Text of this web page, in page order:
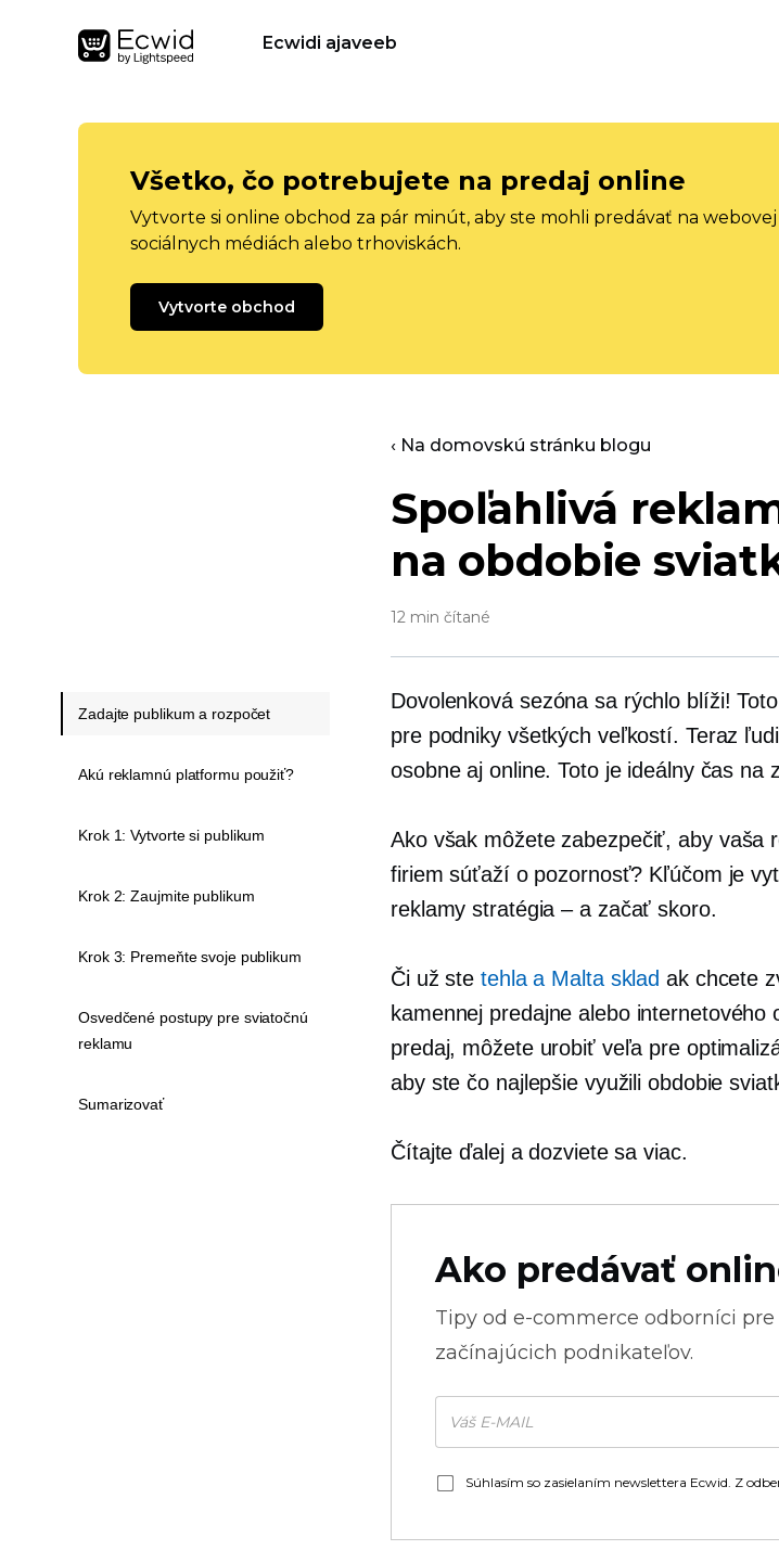
Ecwidi ajaveeb
Všetko, čo potrebujete na predaj online
Vytvorte si online obchod za pár minút, aby ste mohli predávať na
sociálnych médiách alebo trhoviskách.
Vytvorte obchod
‹ Na domovskú stránku blogu
Spoľahlivá
na obdobie
12 min čítané
Dovolenková sezóna sa rýchlo blíži!
pre podniky všetkých veľkostí. Teraz
osobne aj online. Toto je ideálny čas na
Ako však môžete zabezpečiť, aby vaša
firiem súťaží o pozornosť? Kľúčom je
reklamystratégia – azačať skoro.
Či už stetehla a Maltasklad ak chcete
kamennej predajne alebo
predaj, môžete urobiť veľa pre
aby ste čo najlepšie využili obdobie
Čítajte ďalej a dozviete sa viac.
Ako predávať
Tipy od e-commerce odborníci
začínajúcich podnikateľov.
Súhlasím so zasielaním newslettera Ecwid. Z
Zadajte publikum a rozpočet
Akú reklamnú platformu použiť?
Krok 1: Vytvorte si publikum
Krok 2: Zaujmite publikum
Krok 3: Premeňte svoje publikum
Osvedčené postupy pre sviatočnú
reklamu
Sumarizovať